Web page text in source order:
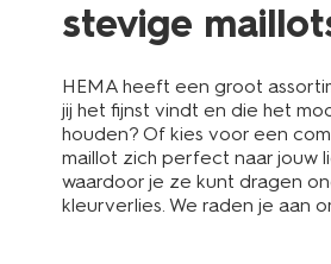
stevige
HEMA heeft een groot
jij het fijnst vindt en die het
houden? Of kies voor een
maillot zich perfect naar jouw
waardoor je ze kunt dragen
kleurverlies. We raden je aan